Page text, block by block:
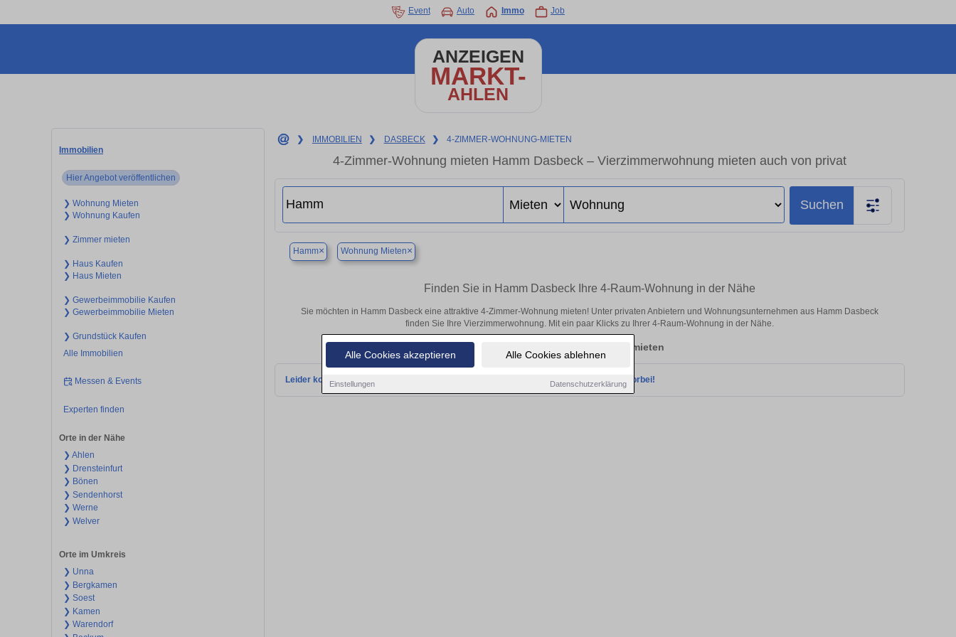
Alle Cookies akzeptieren Alle Cookies ablehnen
Einstellungen Datenschutzerklärung
Event Auto Immo Job
ANZEIGEN
MARKT-
AHLEN
Immobilien
Hier Angebot veröffentlichen
❯ Wohnung Mieten
❯ Wohnung Kaufen
❯ Zimmer mieten
❯ Haus Kaufen
❯ Haus Mieten
❯ Gewerbeimmobilie Kaufen
❯ Gewerbeimmobilie Mieten
❯ Grundstück Kaufen
Alle Immobilien
Messen & Events
Experten finden
Orte in der Nähe
❯ Ahlen
❯ Drensteinfurt
❯ Bönen
❯ Sendenhorst
❯ Werne
❯ Welver
Orte im Umkreis
❯ Unna
❯ Bergkamen
❯ Soest
❯ Kamen
❯ Warendorf
❯ IMMOBILIEN ❯ DASBECK ❯ 4-ZIMMER-WOHNUNG-MIETEN
4-Zimmer-Wohnung mieten Hamm Dasbeck – Vierzimmerwohnung mieten auch von privat
Suchen
Hamm× Wohnung Mieten×
Finden Sie in Hamm Dasbeck Ihre 4-Raum-Wohnung in der Nähe
Sie möchten in Hamm Dasbeck eine attraktive 4-Zimmer-Wohnung mieten! Unter privaten Anbietern und Wohnungsunternehmen aus Hamm Dasbeck
finden Sie Ihre Vierzimmerwohnung. Mit ein paar Klicks zu Ihrer 4-Raum-Wohnung in der Nähe.
Aktuelle Wohnung zum mieten
Leider konnten wir derzeit keine passenden Objekte finden. Schauen Sie bald wieder vorbei!